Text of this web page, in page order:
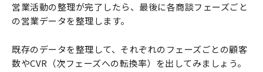
営業活動の整理が完了したら、最後に各商談フェーズごと
の営業データを整理します。
既存のデータを整理して、それぞれのフェーズごとの顧客
数やCVR（次フェーズへの転換率）を出してみましょう。